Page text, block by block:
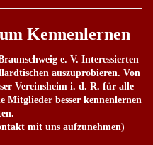
Kennenlernen
e. V. Interessierten
auszuprobieren. Von
Vereinsheim i. d. R. für alle
Mitglieder besser kennenlernen
mit uns aufzunehmen)